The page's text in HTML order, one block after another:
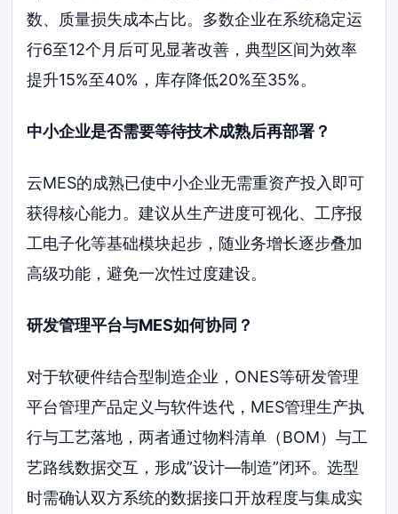
数、质量损失成本占比。多数企业在系统稳定运
行6至12个月后可见显著改善，典型区间为效率
提升15%至40%，库存降低20%至35%。
中小企业是否需要等待技术成熟后再部署？
云MES的成熟已使中小企业无需重资产投入即可
获得核心能力。建议从生产进度可视化、工序报
工电子化等基础模块起步，随业务增长逐步叠加
高级功能，避免一次性过度建设。
研发管理平台与MES如何协同？
对于软硬件结合型制造企业，ONES等研发管理
平台管理产品定义与软件迭代，MES管理生产执
行与工艺落地，两者通过物料清单（BOM）与工
艺路线数据交互，形成”设计—制造”闭环。选型
时需确认双方系统的数据接口开放程度与集成实